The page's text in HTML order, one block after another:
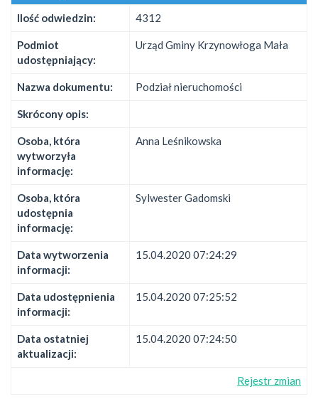
Ilość odwiedzin: 4312
Podmiot
udostępniający:
Urząd Gminy Krzynowłoga Mała
Nazwa dokumentu: Podział nieruchomości
Skrócony opis:
Osoba, która
wytworzyła
informację:
Anna Leśnikowska
Osoba, która
udostępnia
informację:
Sylwester Gadomski
Data wytworzenia
informacji:
15.04.2020 07:24:29
Data udostępnienia
informacji:
15.04.2020 07:25:52
Data ostatniej
aktualizacji:
15.04.2020 07:24:50
Rejestr zmian